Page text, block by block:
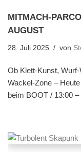
MITMACH-
AUGUST
28. Juli 2025 von
Ob Klett-Kunst,
Wackel-Zone –
beim BOOT / 13:00 –